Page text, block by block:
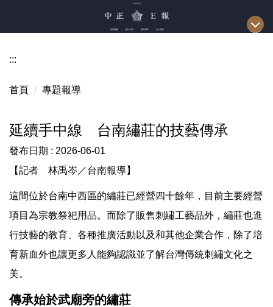
區
:::
首頁 專題報導
延續手中線 台南繡莊的技藝傳承
發布日期 : 2026-06-01
【記者 林禹岑／台南報導】
這間位於台南中西區的繡莊已經營四十餘年，目前主要經營
項目為宗教祭祀用品。而除了販售刺繡工藝品外，繡莊也進
行技藝的教育、各種推廣活動以及和其他企業合作，除了培
育新血外也讓更多人能夠認識並了解台灣傳統刺繡文化之
美。
傳承始於武廟旁的繡莊